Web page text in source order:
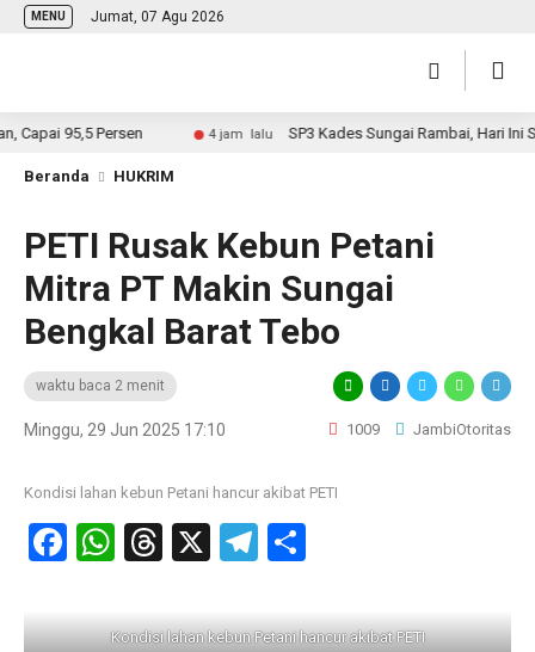
MENU Jumat, 07 Agu 2026
95,5 Persen 4 jam lalu SP3 Kades Sungai Rambai, Hari Ini
Beranda HUKRIM
PETI Rusak Kebun Petani
Mitra PT Makin Sungai
Bengkal Barat Tebo
waktu baca 2 menit
Minggu, 29 Jun 2025 17:10 1009 JambiOtoritas
Kondisi lahan kebun Petani hancur akibat PETI
Facebook
WhatsApp
Threads
X Telegram
Kondisi lahan kebun Petani hancur akibat PETI